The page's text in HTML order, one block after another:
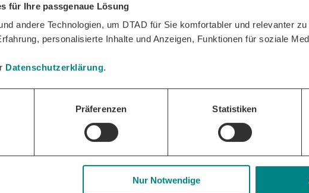
für Ihre passgenaue Lösung
andere Technologien, um DTAD für Sie komfortabler und relevanter
personalisierte Inhalte und Anzeigen, Funktionen für soziale
Datenschutzerklärung.
Präferenzen Statistiken
Nur Notwendige